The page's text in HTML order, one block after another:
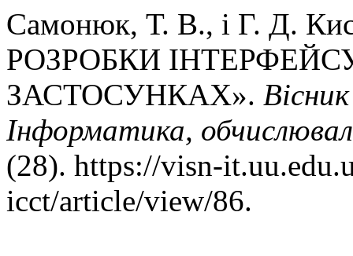
Самонюк, Т. В., і Г. Д.
РОЗРОБКИ
ЗАСТОСУНКАХ».
Інформатика,
(28). https://visn-
icct/article/view/86.